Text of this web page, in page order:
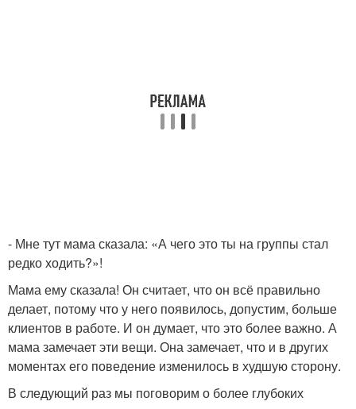
- Мне тут мама сказала: «А чего это ты на группы стал
редко ходить?»!
Мама ему сказала! Он считает, что он всё правильно
делает, потому что у него появилось, допустим, больше
клиентов в работе. И он думает, что это более важно. А
мама замечает эти вещи. Она замечает, что и в других
моментах его поведение изменилось в худшую сторону.​
В следующий раз мы поговорим о более глубоких